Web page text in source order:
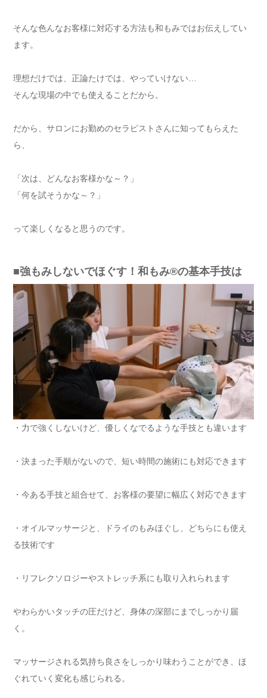
そんな色んなお客様に対応する方法も和もみではお伝えしてい
ます。
理想だけでは、正論たけでは、やっていけない…
そんな現場の中でも使えることだから。
だから、サロンにお勤めのセラピストさんに知ってもらえた
ら、
「次は、どんなお客様かな～？」
「何を試そうかな～？」
って楽しくなると思うのです。
■強もみしないでほぐす！和もみ®の基本手技は
・力で強くしないけど、優しくなでるような手技とも違います
・決まった手順がないので、短い時間の施術にも対応できます
・今ある手技と組合せて、お客様の要望に幅広く対応できます
・オイルマッサージと、ドライのもみほぐし、どちらにも使え
る技術です
・リフレクソロジーやストレッチ系にも取り入れられます
やわらかいタッチの圧だけど、身体の深部にまでしっかり届
く。
マッサージされる気持ち良さをしっかり味わうことができ、ほ
ぐれていく変化も感じられる。